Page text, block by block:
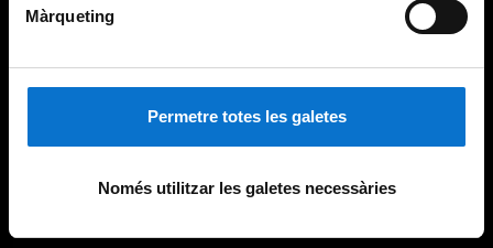
Màrqueting
Permetre totes les galetes
Només utilitzar les galetes necessàries